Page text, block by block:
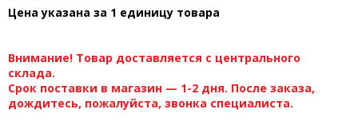
Цена указана за 1 единицу товара
Внимание! Товар доставляется с центрального
склада.
Срок поставки в магазин — 1-2 дня. После заказа,
дождитесь, пожалуйста, звонка специалиста.